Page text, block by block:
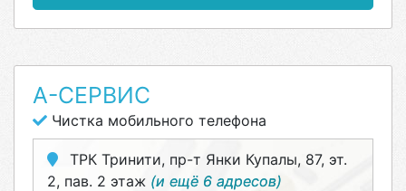
А-СЕРВИС
Чистка мобильного телефона
ТРК Тринити, пр-т Янки Купалы, 87, эт.
2, пав. 2 этаж (и ещё 6 адресов)